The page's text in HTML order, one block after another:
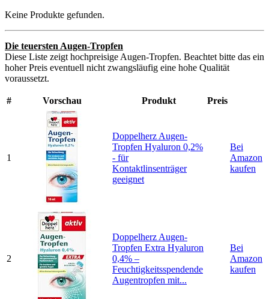
Keine Produkte gefunden.
Die teuersten Augen-Tropfen
Diese Liste zeigt hochpreisige Augen-Tropfen. Beachtet bitte das ein
hoher Preis eventuell nicht zwangsläufig eine hohe Qualität
voraussetzt.
# Vorschau Produkt Preis
1
Doppelherz Augen-
Tropfen Hyaluron 0,2%
- für
Kontaktlinsenträger
geeignet
Bei
Amazon
kaufen
2
Doppelherz Augen-
Tropfen Extra Hyaluron
0,4% –
Feuchtigkeitsspendende
Augentropfen mit...
Bei
Amazon
kaufen